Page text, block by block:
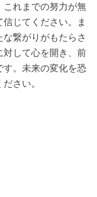
れまでの努力が無
じてください。ま
繋がりがもたらさ
して心を開き、前
。未来の変化を恐
さい。